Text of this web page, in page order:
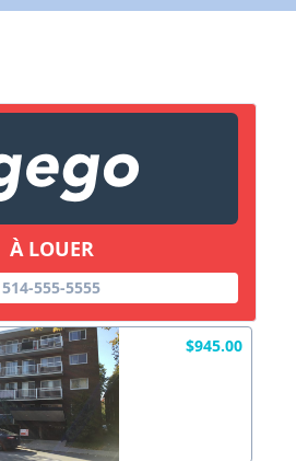
À LOUER
514-555-5555
$945.00
X Fermer Envoyez